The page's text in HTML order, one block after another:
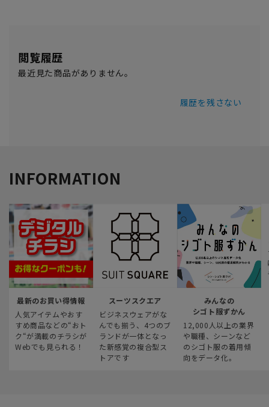
閲覧履歴
最近見た商品がありません。
履歴を残さない
INFORMATION
最新のお買い得情報
人気アイテムやおす
すめ商品などの“おト
ク“が満載のチラシが
Webでも見られる！
スーツスクエア
ビジネスウェアがな
んでも揃う、4つのブ
ランドが一体となっ
た新感覚の複合型ス
トアです
みんなの
シゴト服ずかん
12,000人以上の業界
や職種、シーンなど
のシゴト服の着用傾
向をデータ化。